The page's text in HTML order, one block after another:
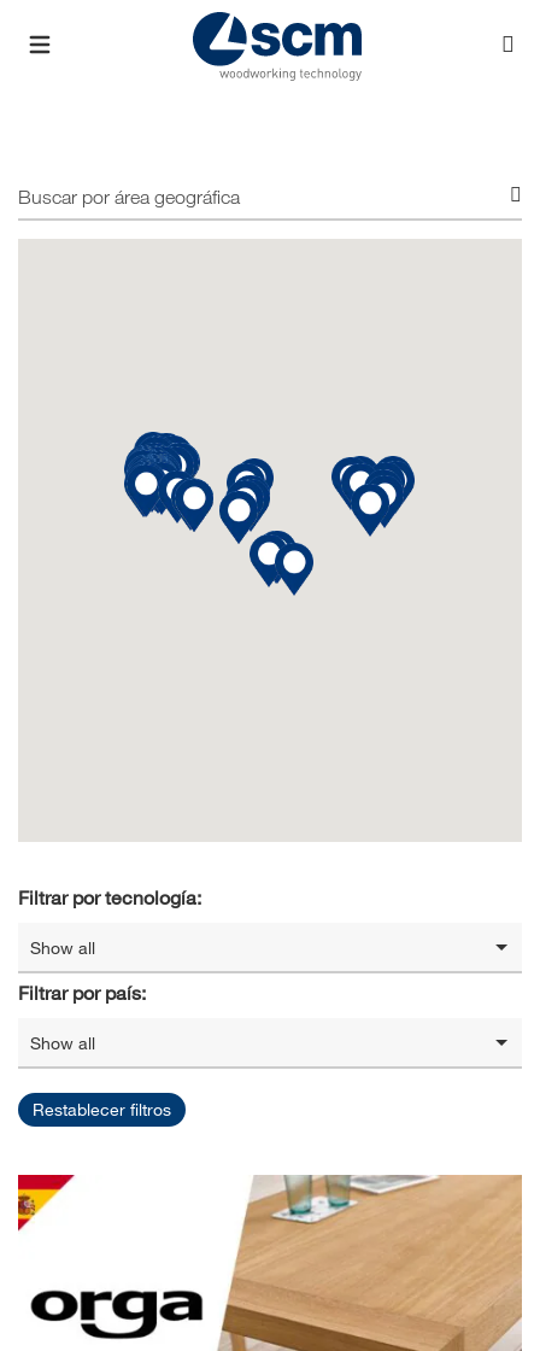
Buscar
por
área
Filtrar por tecnología:
Show all
Filtrar por país:
Show all
Restablecer filtros